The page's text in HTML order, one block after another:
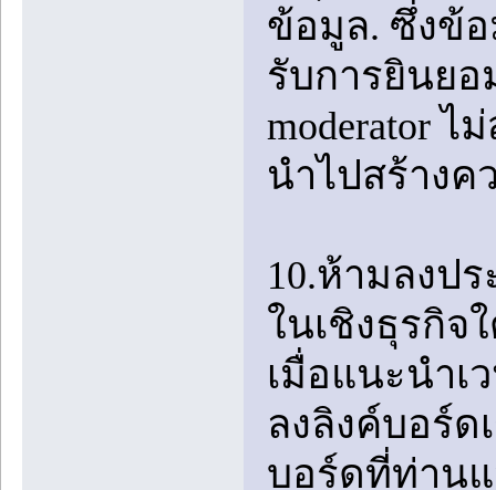
ข้อมูล. ซึ่งข้อ
รับการยินยอ
moderator
นำไปสร้างค
10.ห้ามลงป
ในเชิงธุรกิจ
เมื่อแนะนำเ
ลงลิงค์บอร์ด
บอร์ดที่ท่านแ